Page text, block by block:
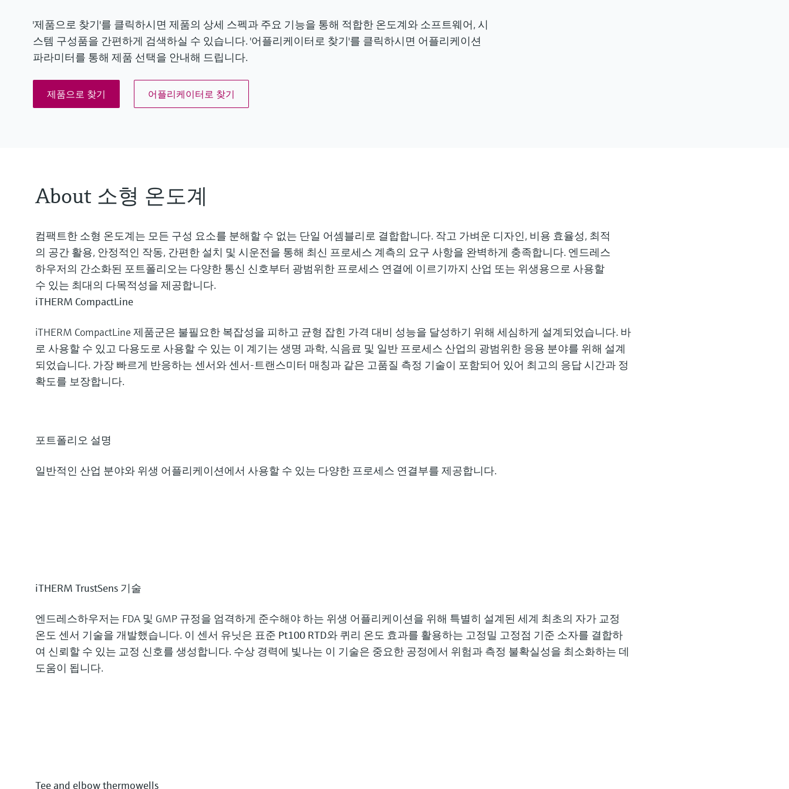
'제품으로 찾기'를 클릭하시면 제품의 상세 스펙과 주요 기능을 통해 적합한 온도계와 소프트웨어, 시
스템 구성품을 간편하게 검색하실 수 있습니다. '어플리케이터로 찾기'를 클릭하시면 어플리케이션
파라미터를 통해 제품 선택을 안내해 드립니다.
제품으로 찾기 어플리케이터로 찾기
About 소형 온도계
컴팩트한 소형 온도계는 모든 구성 요소를 분해할 수 없는 단일 어셈블리로 결합합니다. 작고 가벼운 디자인, 비용 효율성, 최적
의 공간 활용, 안정적인 작동, 간편한 설치 및 시운전을 통해 최신 프로세스 계측의 요구 사항을 완벽하게 충족합니다. 엔드레스
하우저의 간소화된 포트폴리오는 다양한 통신 신호부터 광범위한 프로세스 연결에 이르기까지 산업 또는 위생용으로 사용할
수 있는 최대의 다목적성을 제공합니다.
iTHERM CompactLine
iTHERM CompactLine 제품군은 불필요한 복잡성을 피하고 균형 잡힌 가격 대비 성능을 달성하기 위해 세심하게 설계되었습니다. 바
로 사용할 수 있고 다용도로 사용할 수 있는 이 계기는 생명 과학, 식음료 및 일반 프로세스 산업의 광범위한 응용 분야를 위해 설계
되었습니다. 가장 빠르게 반응하는 센서와 센서-트랜스미터 매칭과 같은 고품질 측정 기술이 포함되어 있어 최고의 응답 시간과 정
확도를 보장합니다.
포트폴리오 설명
일반적인 산업 분야와 위생 어플리케이션에서 사용할 수 있는 다양한 프로세스 연결부를 제공합니다.
iTHERM TrustSens 기술
엔드레스하우저는 FDA 및 GMP 규정을 엄격하게 준수해야 하는 위생 어플리케이션을 위해 특별히 설계된 세계 최초의 자가 교정
온도 센서 기술을 개발했습니다. 이 센서 유닛은 표준 Pt100 RTD와 퀴리 온도 효과를 활용하는 고정밀 고정점 기준 소자를 결합하
여 신뢰할 수 있는 교정 신호를 생성합니다. 수상 경력에 빛나는 이 기술은 중요한 공정에서 위험과 측정 불확실성을 최소화하는 데
도움이 됩니다.
Tee and elbow thermowells